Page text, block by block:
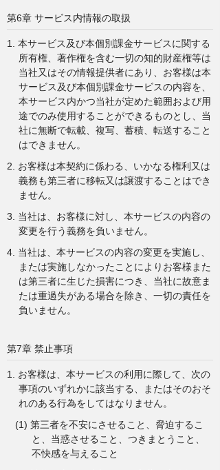
第6章 サービス内情報の取扱
1. 本サービス及び本個別課金サービスに関する
所有権、著作権を含む一切の知的財産権等は
当社又はその情報提供者にあり、お客様は本
サービス及び本個別課金サービスの内容を、
本サービス内かつ当社が定めた範囲および用
途でのみ使用することができるものとし、当
社に無断で転載、複写、蓄積、転送すること
はできません。
2. お客様は本契約に係わる、いかなる権利又は
義務も第三者に移転又は譲渡することはでき
ません。
3. 当社は、お客様に対し、本サービスの内容の
変更を行う義務を負いません。
4. 当社は、本サービスの内容の変更を実施し、
または実施しなかったことによりお客様また
は第三者に生じた損害につき、当社に故意ま
たは重過失がある場合を除き、一切の責任を
負いません。
第7章 禁止事項
1. お客様は、本サービスの利用に際して、次の
事項のいずれかに該当する、またはそのおそ
れのある行為をしてはなりません。
(1) 第三者を不安にさせること、脅迫するこ
と、当惑させること、つきまとうこと、
不快感を与えること